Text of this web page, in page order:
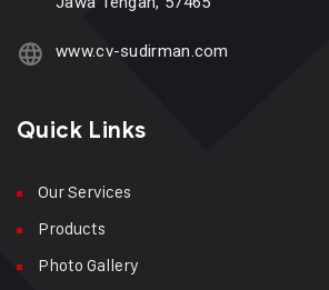
www.cv-sudirman.com
Quick Links
Our Services
Products
Photo Gallery